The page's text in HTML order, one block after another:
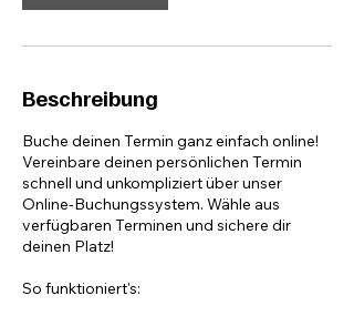
Beschreibung
Buche deinen Termin ganz einfach online!
Vereinbare deinen persönlichen Termin
schnell und unkompliziert über unser
Online-Buchungssystem. Wähle aus
verfügbaren Terminen und sichere dir
deinen Platz!
So funktioniert's: